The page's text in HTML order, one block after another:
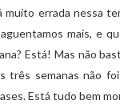
muito errada nessa
mais, e
Está! Mas não
três semanas não
Está tudo bem